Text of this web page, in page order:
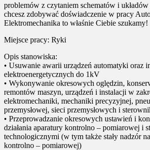
problemów z czytaniem schematów i
chcesz zdobywać doświadczenie w pracy
Elektromechanika to właśnie Ciebie szukamy!
Miejsce pracy: Ryki
Opis stanowiska:
• Usuwanie awarii urządzeń automatyki oraz
elektroenergetycznych do 1kV
• Wykonywanie okresowych oględzin,
remontów maszyn, urządzeń i instalacji w
elektromechaniki, mechaniki precyzyjnej,
przemysłowej, sieci przemysłowych i
• Przeprowadzanie okresowych ustawień i
działania aparatury kontrolno – pomiarowej i
technologicznymi (w tym także stały nadzór
kontrolno – pomiarowej)